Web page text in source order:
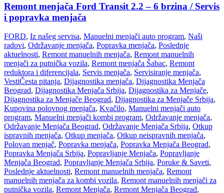
Remont menjača Ford Transit 2.2 – 6 brzina / Servis
i popravka menjača
FORD, Iz našeg servisa, Manuelni menjači auto program, Naši
radovi, Održavanje menjača, Popravka menjača, Poslednje
aktuelnosti, Remont manuelnih menjača, Remont manuelnih
menjači za putnička vozila, Remont menjača Šabac, Remont
reduktora i diferencijala, Servis menjača, Servisiranje menjača,
VestiČesta pitanja, Dijagnostika menjača, Dijagnostika Menjača
Beograd, Dijagnostika Menjača Srbija, Dijagnostika za Menjače,
Dijagnostika za Menjače Beograd, Dijagnostika za Menjače Srbija,
Kupovina polovnog menjača, Kvačilo, Manuelni menjači auto
program, Manuelni menjači kombi program, Održavanje menjača,
Održavanje Menjača Beograd, Održavanje Menjača Srbija, Otkup
ispravnih menjača, Otkup menjača, Otkup neispravnih menjača,
Polovan menjač, Popravka menjača, Popravka Menjača Beograd,
Popravka Menjača Srbija, Popravljanje Menjača, Popravljanje
Menjača Beograd, Popravljanje Menjača Srbija, Poruke & Saveti,
Poslednje aktuelnosti, Remont manuelnih menjača, Remont
manuelnih menjača za kombi vozila, Remont manuelnih menjači za
putnička vozila, Remont Menjača, Remont Menjača Beograd,